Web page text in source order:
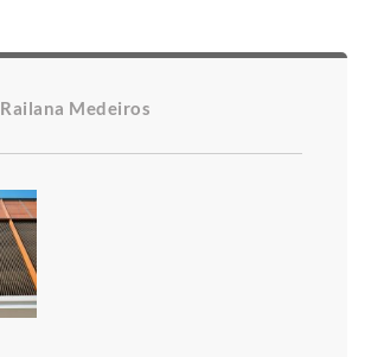
Railana Medeiros